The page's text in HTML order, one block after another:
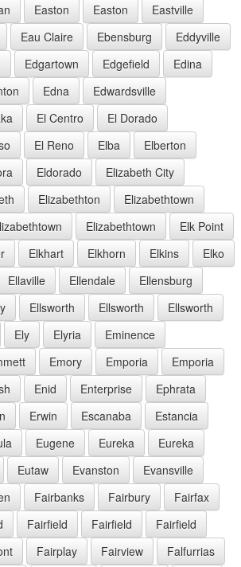
Easton Easton
Eastville
Eau Claire Ebensburg
Eddyville
Edgartown Edgefield
Edina
Edna
Edwardsville
El Centro
El Dorado
El Reno Elba
Elberton
Eldorado
Elizabeth City
Elizabethton
Elizabethtown
Elizabethtown
Elk Point
Elkhart Elkhorn Elkins
Elko
Ellaville Ellendale
Ellensburg
Ellsworth Ellsworth
Ellsworth
Ely Elyria
Eminence
Emory Emporia
Emporia
Enid Enterprise
Ephrata
Erwin Escanaba
Estancia
Eugene Eureka
Eureka
Eutaw Evanston
Evansville
Fairbanks Fairbury
Fairfax
Fairfield Fairfield
Fairfield
Fairplay Fairview Falfurrias